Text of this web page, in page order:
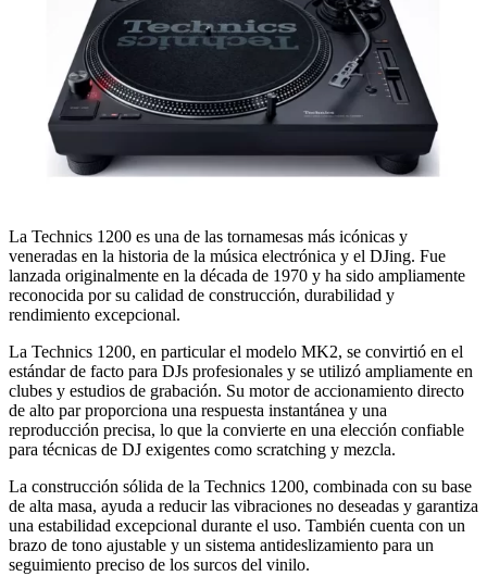
La Technics 1200 es una de las tornamesas más icónicas y
veneradas en la historia de la música electrónica y el DJing. Fue
lanzada originalmente en la década de 1970 y ha sido ampliamente
reconocida por su calidad de construcción, durabilidad y
rendimiento excepcional.
La Technics 1200, en particular el modelo MK2, se convirtió en el
estándar de facto para DJs profesionales y se utilizó ampliamente en
clubes y estudios de grabación. Su motor de accionamiento directo
de alto par proporciona una respuesta instantánea y una
reproducción precisa, lo que la convierte en una elección confiable
para técnicas de DJ exigentes como scratching y mezcla.
La construcción sólida de la Technics 1200, combinada con su base
de alta masa, ayuda a reducir las vibraciones no deseadas y garantiza
una estabilidad excepcional durante el uso. También cuenta con un
brazo de tono ajustable y un sistema antideslizamiento para un
seguimiento preciso de los surcos del vinilo.